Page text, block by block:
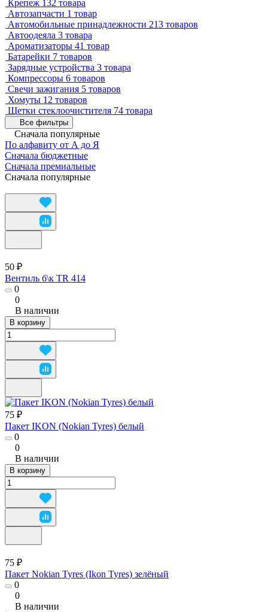
Крепеж 132 товара
Автозапчасти 1 товар
Автомобильные принадлежности 213 товаров
Автоодеяла 3 товара
Ароматизаторы 41 товар
Батарейки 7 товаров
Зарядные устройства 3 товара
Компрессоры 6 товаров
Свечи зажигания 5 товаров
Хомуты 12 товаров
Щетки стеклоочистителя 74 товара
Все фильтры
Сначала популярные
По алфавиту от А до Я
Сначала бюджетные
Сначала премиальные
Сначала популярные
50 ₽
Вентиль б\к TR 414
0
0
В наличии
В корзину
75 ₽
Пакет IKON (Nokian Tyres) белый
0
0
В наличии
В корзину
75 ₽
Пакет Nokian Tyres (Ikon Tyres) зелёный
0
0
В наличии